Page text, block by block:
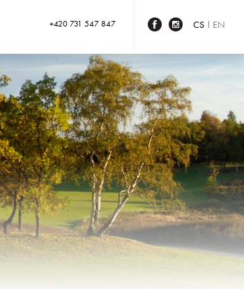
CS EN
+420 731 547 847